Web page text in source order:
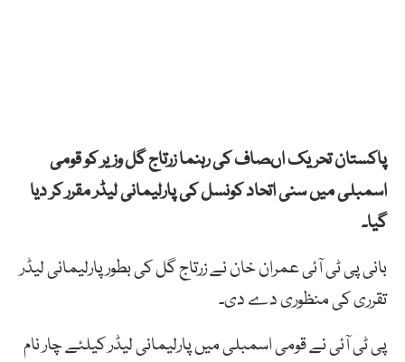
پاکستان تحریک اںصاف کی رہنما زرتاج گل وزیر کو قومی
اسمبلی میں سنی اتحاد کونسل کی پارلیمانی لیڈر مقرر کر دیا
گیا۔
بانی پی ٹی آئی عمران خان نے زرتاج گل کی بطور پارلیمانی لیڈر
تقرری کی منظوری دے دی۔
پی ٹی آئی نے قومی اسمبلی میں پارلیمانی لیڈر کیلئے چار نام